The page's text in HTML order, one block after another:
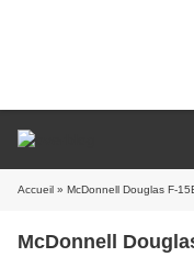
Accueil » McDonnell Douglas F-15Es "Eagle" - 48th Fighter
McDonnell